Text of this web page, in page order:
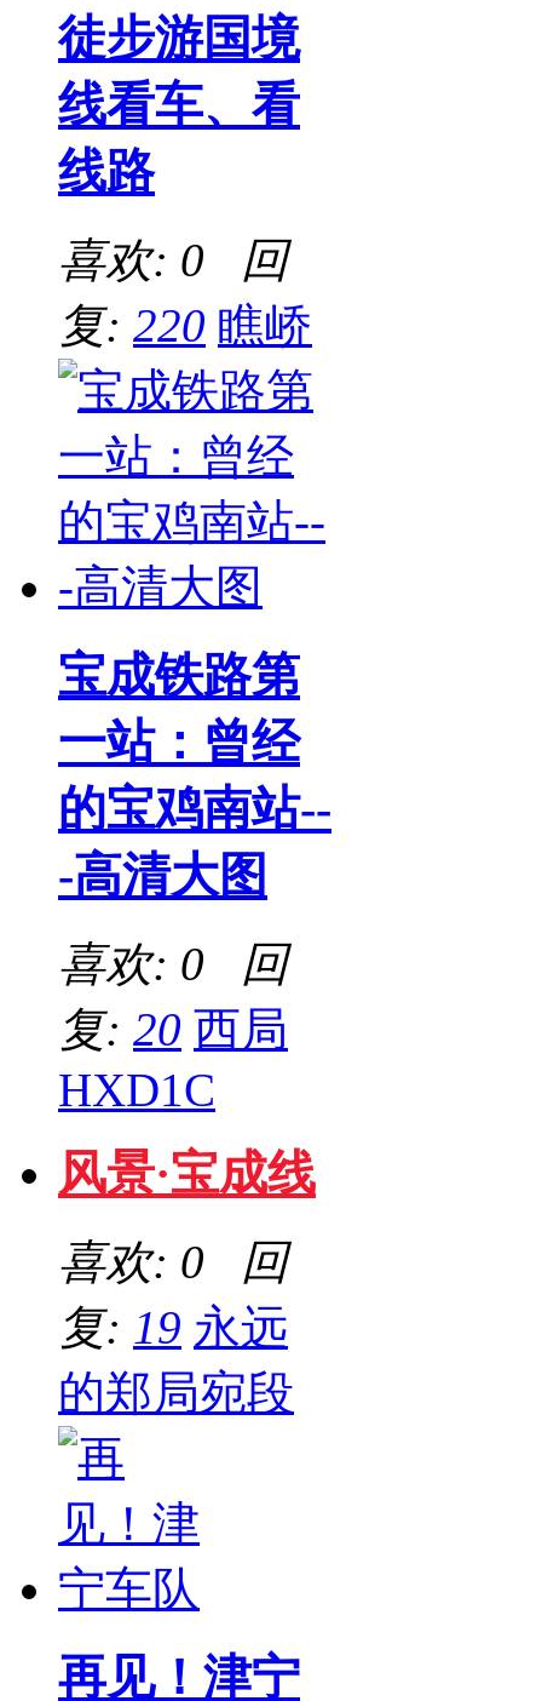
徒步游国境
线看车、看
线路
喜欢: 0 回
复: 220 瞧峤
宝成铁路第
一站：曾经
的宝鸡南站--
-高清大图
喜欢: 0 回
复: 20 西局
HXD1C
风景·宝成线
喜欢: 0 回
复: 19 永远
的郑局宛段
再见！津宁